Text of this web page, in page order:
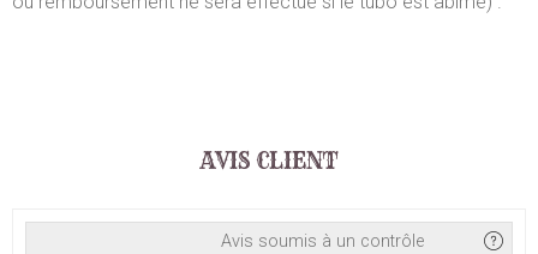
AVIS CLIENT
Avis soumis à un contrôle